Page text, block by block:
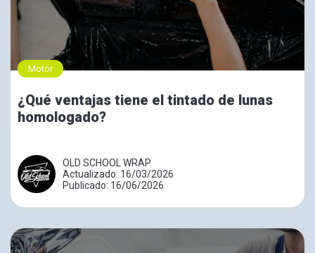
Motor
¿Qué ventajas tiene el tintado de lunas
homologado?
OLD SCHOOL WRAP
Actualizado: 16/03/2026
Publicado: 16/06/2026